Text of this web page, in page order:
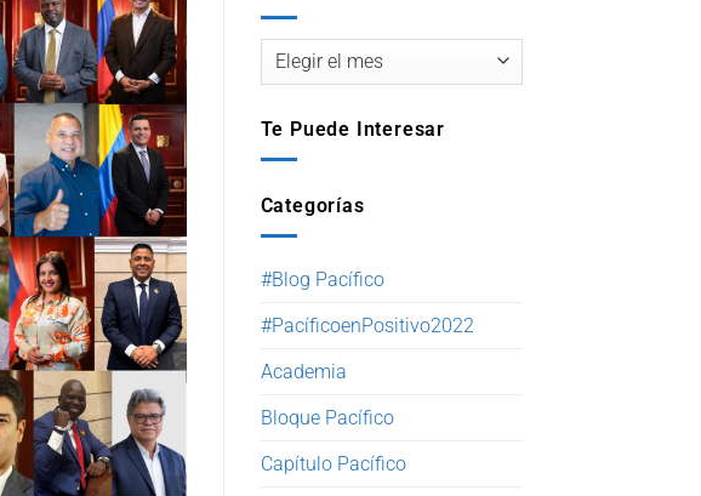
Te Puede Interesar
Categorías
#Blog Pacífico
#PacíficoenPositivo2022
Academia
Bloque Pacífico
Capítulo Pacífico